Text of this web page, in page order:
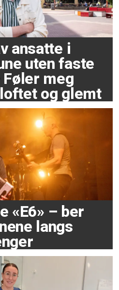
ansatte i
uten faste
meg
og glemt
«E6» – ber
langs